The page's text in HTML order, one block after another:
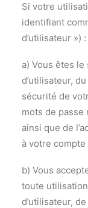
Si votre
identifiant
d’utilisateur ») :
a) Vous êtes
d’utilisateur,
sécurité de
mots de passe
ainsi que de
à votre
b) Vous
toute
d’utilisateur,